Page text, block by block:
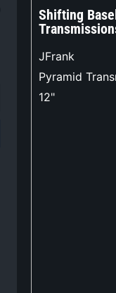
Shifting
JFrank
Pyramid
12"